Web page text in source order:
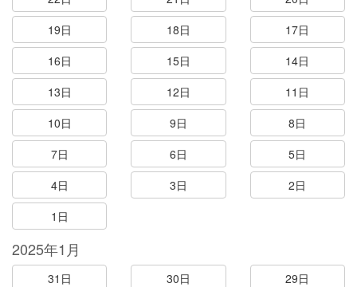
19日
18日
17日
16日
15日
14日
13日
12日
11日
10日
9日
8日
7日
6日
5日
4日
3日
2日
1日
2025年1月
31日 30日
29日